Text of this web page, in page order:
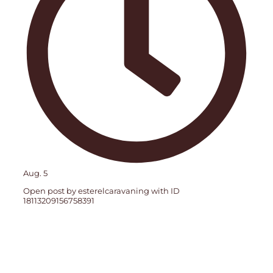
Aug. 5
Open post by esterelcaravaning with ID
18113209156758391